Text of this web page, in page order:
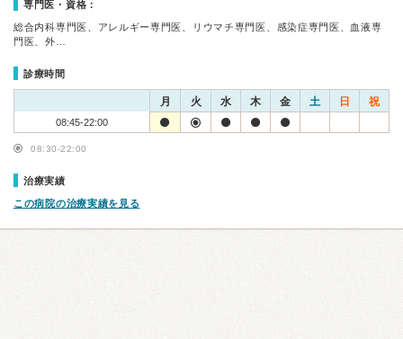
専門医・資格：
総合内科専門医、アレルギー専門医、リウマチ専門医、感染症専門医、血液専
門医、外…
診療時間
月 火 水 木 金 土 日 祝
08:45-22:00
08:30-22:00
治療実績
この病院の治療実績を見る